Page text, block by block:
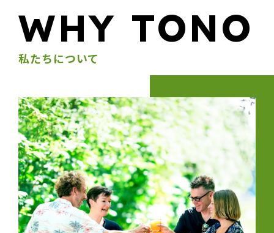
WHY TONO
私たちについて